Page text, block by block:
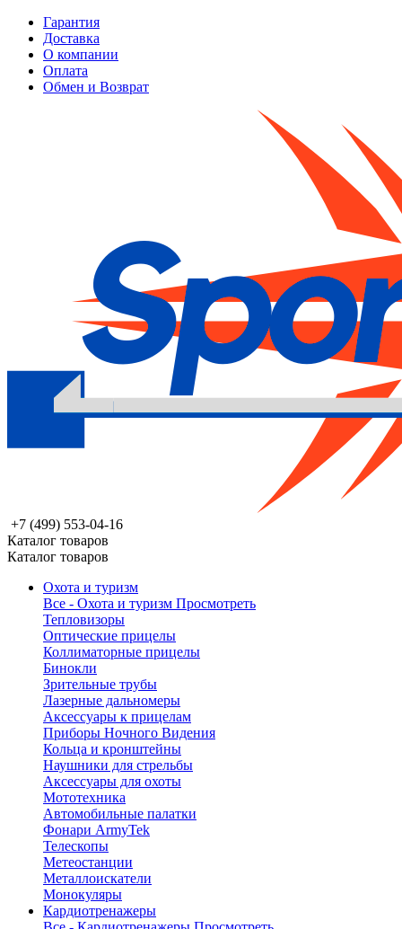
Гарантия
Доставка
О компании
Оплата
Обмен и Возврат
+7 (499) 553-04-16
Каталог товаров
Каталог товаров
Охота и туризм
Все - Охота и туризм Просмотреть
Тепловизоры
Оптические прицелы
Коллиматорные прицелы
Бинокли
Зрительные трубы
Лазерные дальномеры
Аксессуары к прицелам
Приборы Ночного Видения
Кольца и кронштейны
Наушники для стрельбы
Аксессуары для охоты
Мототехника
Автомобильные палатки
Фонари ArmyTek
Телескопы
Метеостанции
Металлоискатели
Монокуляры
Кардиотренажеры